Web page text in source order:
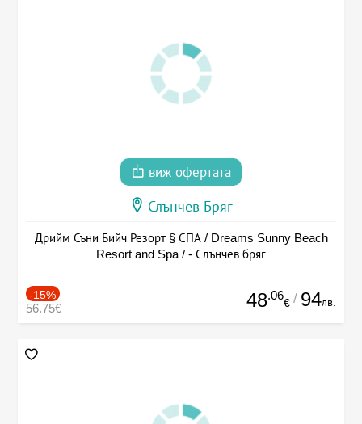
виж офертата
Слънчев Бряг
Дрийм Съни Бийч Резорт § СПА / Dreams Sunny Beach
Resort and Spa / - Слънчев бряг
-15%
56.75€ 48.06
€ / 94лв.